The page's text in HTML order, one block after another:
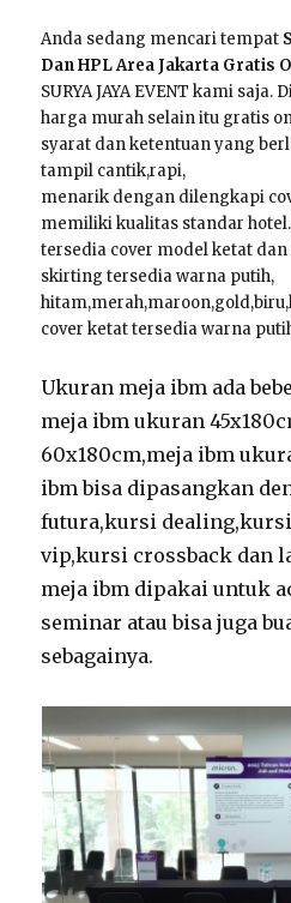
Anda sedang mencari tempat
Dan HPL Area Jakarta Gratis
SURYA JAYA EVENT kami
harga murah selain itu gratis
syarat dan ketentuan yang
tampil cantik,rapi,
menarik dengan dilengkapi
memiliki kualitas standar
tersedia cover model ketat
skirting tersedia warna putih,
cover ketat tersedia warna
Ukuran meja ibm ada
meja ibm ukuran
60x180cm,meja ibm
ibm bisa dipasangkan
futura,kursi
vip,kursi crossback dan
meja ibm dipakai untuk
seminar atau bisa juga
sebagainya.